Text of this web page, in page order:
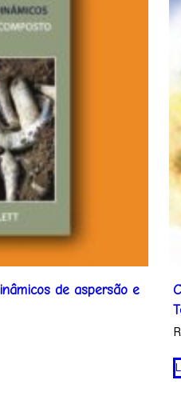
de aspersão e